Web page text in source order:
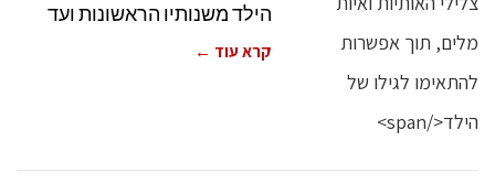
הילד משנותיו הראשונות ועד
קרא עוד ←